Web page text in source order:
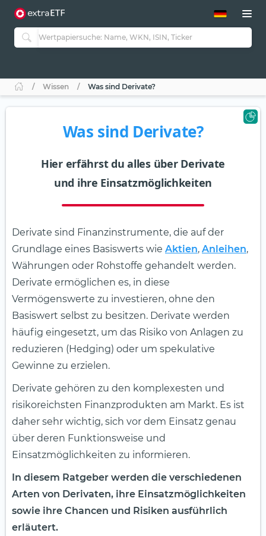
ETF-Guide 2.0
Guide Aktive ETFs
ETF-Sparpläne
Wissen Was sind Derivate?
Was sind Derivate?
Hier erfährst du alles über Derivate
und ihre Einsatzmöglichkeiten
Derivate sind Finanzinstrumente, die auf der
Grundlage eines Basiswerts wie Aktien, Anleihen,
Währungen oder Rohstoffe gehandelt werden.
Derivate ermöglichen es, in diese
Vermögenswerte zu investieren, ohne den
Basiswert selbst zu besitzen. Derivate werden
häufig eingesetzt, um das Risiko von Anlagen zu
reduzieren (Hedging) oder um spekulative
Gewinne zu erzielen.
Derivate gehören zu den komplexesten und
risikoreichsten Finanzprodukten am Markt. Es ist
daher sehr wichtig, sich vor dem Einsatz genau
über deren Funktionsweise und
Einsatzmöglichkeiten zu informieren.
In diesem Ratgeber werden die verschiedenen
Arten von Derivaten, ihre Einsatzmöglichkeiten
sowie ihre Chancen und Risiken ausführlich
erläutert.